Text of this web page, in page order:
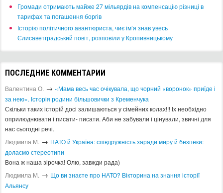
​Громади отримають майже 27 мільярдів на компенсацію різниці в
тарифах та погашення боргів
Історію політичного авантюриста, чиє ім’я знав увесь
Єлисаветградський повіт, розповіли у Кропивницькому
ПОСЛЕДНИЕ КОММЕНТАРИИ
Валентина О. → «Мама весь час очікувала, що чорний «воронок» приїде і
за нею». Історія родини більшовички з Кременчука
Скільки таких історій досі залишаються у сімейних колах!!! Іх необхідно
оприлюднювати і писати- писати. Аби не забували і цінували, звичні для
нас сьогодні речі.
Людмила М. → ​НАТО й Україна: співдружність заради миру й безпеки:
долаємо стереотипи
Вона ж наша зірочка! Олю, завжди рада)
Людмила М. → Що ви знаєте про НАТО? Вікторина на знання історії
Альянсу ​